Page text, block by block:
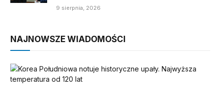
9 sierpnia, 2026
NAJNOWSZE WIADOMOŚCI